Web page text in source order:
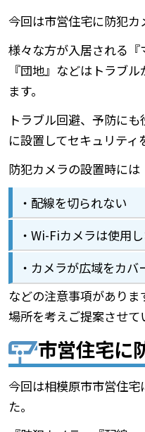
今回は市営住宅に防犯カ
様々な方が入居される『
『団地』などはトラブ
ます。
トラブル回避、予防に
に設置してセキュリティ
防犯カメラの設置時には
・配線を切られない
・Wi-Fiカメラは使用
・カメラが広域をカ
などの注意事項があり
場所を考えご提案させて
市営住宅に
今回は相模原市市営住
た。